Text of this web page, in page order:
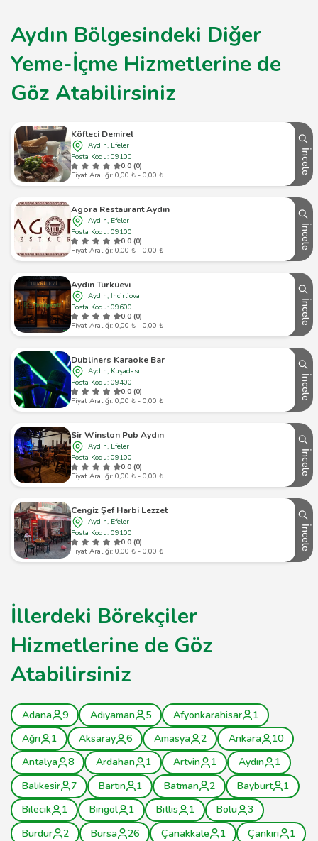
Aydın Bölgesindeki Diğer
Yeme-İçme Hizmetlerine de
Göz Atabilirsiniz
Köfteci Demirel
Aydın, Efeler
Posta Kodu: 09100
0.0 (0)
Fiyat Aralığı: 0,00 ₺ - 0,00 ₺
İncele
Agora Restaurant Aydın
Aydın, Efeler
Posta Kodu: 09100
0.0 (0)
Fiyat Aralığı: 0,00 ₺ - 0,00 ₺
İncele
Aydın Türküevi
Aydın, İncirliova
Posta Kodu: 09600
0.0 (0)
Fiyat Aralığı: 0,00 ₺ - 0,00 ₺
İncele
Dubliners Karaoke Bar
Aydın, Kuşadası
Posta Kodu: 09400
0.0 (0)
Fiyat Aralığı: 0,00 ₺ - 0,00 ₺
İncele
Sir Winston Pub Aydın
Aydın, Efeler
Posta Kodu: 09100
0.0 (0)
Fiyat Aralığı: 0,00 ₺ - 0,00 ₺
İncele
Cengiz Şef Harbi Lezzet
Aydın, Efeler
Posta Kodu: 09100
0.0 (0)
Fiyat Aralığı: 0,00 ₺ - 0,00 ₺
İncele
İllerdeki Börekçiler
Hizmetlerine de Göz
Atabilirsiniz
Adana 9 Adıyaman 5 Afyonkarahisar
1
Ağrı
1 Aksaray 6 Amasya 2 Ankara
10
Antalya
8 Ardahan 1 Artvin 1 Aydın
1
Balıkesir
7 Bartın 1 Batman 2 Bayburt
1
Bilecik
1 Bingöl 1 Bitlis 1 Bolu
3
Burdur
2 Bursa 26 Çanakkale 1 Çankırı
1